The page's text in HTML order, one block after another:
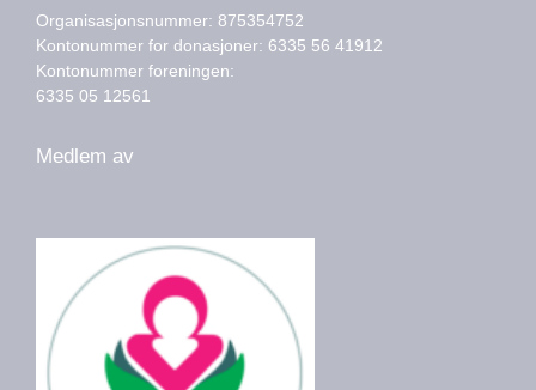
Organisasjonsnummer: 875354752
Kontonummer for donasjoner: 6335 56 41912
Kontonummer foreningen:
6335 05 12561
Medlem av